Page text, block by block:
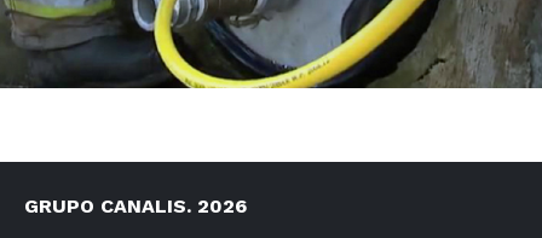
GRUPO CANALIS. 2026